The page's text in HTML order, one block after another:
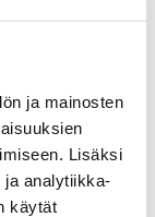
ja mainosten
Lisäksi
ja analytiikka-
käytät